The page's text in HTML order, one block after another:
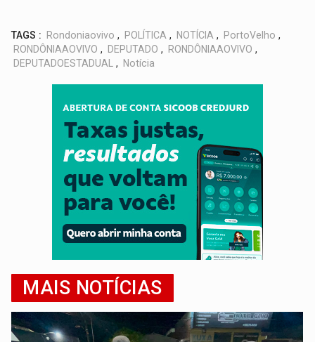
TAGS : Rondoniaovivo , POLÍTICA , NOTÍCIA , PortoVelho ,
RONDÔNIAAOVIVO , DEPUTADO , RONDÔNIAAOVIVO ,
DEPUTADOESTADUAL , Notícia
MAIS NOTÍCIAS